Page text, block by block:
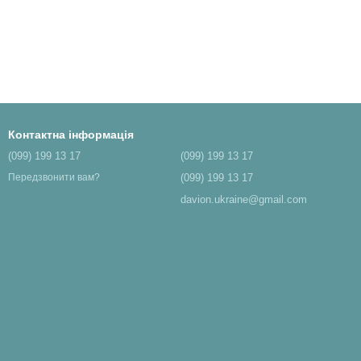
Контактна інформація
(099) 199 13 17
Передзвонити вам?
(099) 199 13 17
(099) 199 13 17
davion.ukraine@gmail.com